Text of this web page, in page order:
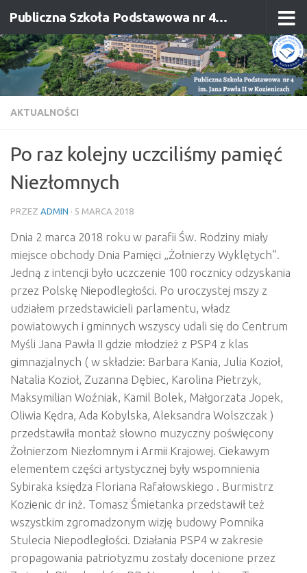
Przejdź do treści Publiczna Szkoła Podstawowa nr 4 im. Jana Pawła II w Kozienicach
AKTUALNOŚCI
Po raz kolejny uczciliśmy pamięć
Niezłomnych
PRZEZ ADMIN · 5 MARCA 2018
Dnia 2 marca 2018 roku w parafii Św. Rodziny miały
miejsce obchody Dnia Pamięci „Żołnierzy Wyklętych”.
Jedną z intencji było uczczenie 100 rocznicy odzyskania
przez Polskę Niepodległości. Po uroczystej mszy z
udziałem przedstawicieli parlamentu, władz
powiatowych i gminnych wszyscy udali się do Centrum
Myśli Jana Pawła II gdzie młodzież z PSP4 z klas
gimnazjalnych ( w składzie: Barbara Kania, Julia Kozioł,
Natalia Kozioł, Zuzanna Dębiec, Karolina Pietrzyk,
Maksymilian Woźniak, Kamil Bolek, Małgorzata Jopek,
Oliwia Kędra, Ada Kobylska, Aleksandra Wolszczak )
przedstawiła montaż słowno muzyczny poświęcony
Żołnierzom Niezłomnym i Armii Krajowej. Ciekawym
elementem części artystycznej były wspomnienia
Sybiraka księdza Floriana Rafałowskiego . Burmistrz
Kozienic dr inż. Tomasz Śmietanka przedstawił też
wszystkim zgromadzonym wizję budowy Pomnika
Stulecia Niepodległości. Działania PSP4 w zakresie
propagowania patriotyzmu zostały docenione przez